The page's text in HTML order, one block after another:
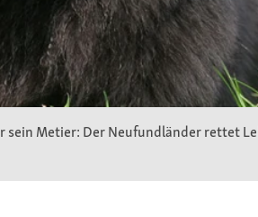
Metier: Der Neufundländer rettet